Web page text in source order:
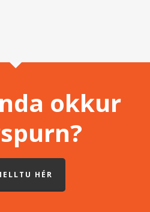
okkur
HÉR